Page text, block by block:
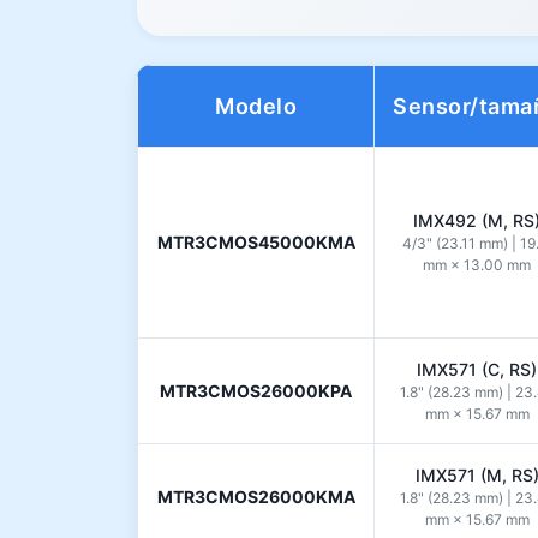
Modelo Sensor/
MTR3CMOS45000KMA
IMX492 (M,
4/3" (23.11 mm) |
mm × 13.00 mm
MTR3CMOS26000KPA
IMX571 (C, RS)
1.8" (28.23 mm) |
mm × 15.67 mm
MTR3CMOS26000KMA
IMX571 (M, RS)
1.8" (28.23 mm) |
mm × 15.67 mm